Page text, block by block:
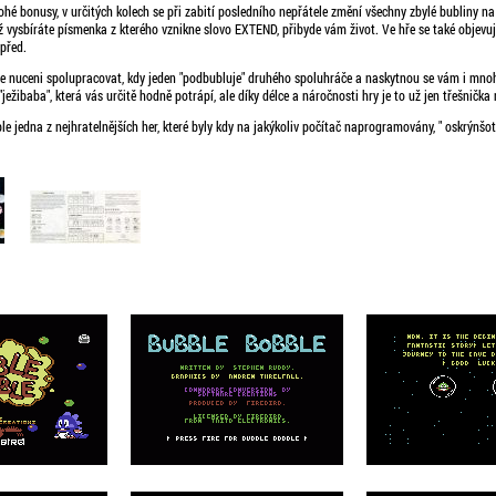
bonusy, v určitých kolech se při zabití posledního nepřátele změní všechny zbylé bubliny
písmenka z kterého vznikne slovo EXTEND, přibyde vám život. Ve hře se také
nuceni spolupracovat, kdy jeden "podbubluje" druhého spoluhráče a naskytnou se vám i
která vás určitě hodně potrápí, ale díky délce a náročnosti hry je to už jen třešnička
jedna z nejhratelnějších her, které byly kdy na jakýkoliv počítač naprogramovány, "